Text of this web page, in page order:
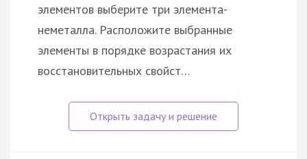
элементов выберите три элемента-
неметалла. Расположите выбранные
элементы в порядке возрастания их
восстановительных свойст…